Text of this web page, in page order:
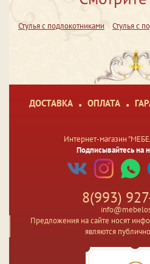
Стулья с подлокотниками Стулья с
ДОСТАВКА ОПЛАТА
Интернет-магазин
Подписывайтесь на
8(993)
Предложения на сайте носят
являются